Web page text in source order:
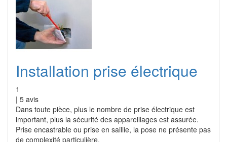
Installation prise électrique
1
| 5 avis
Dans toute pièce, plus le nombre de prise électrique est
important, plus la sécurité des appareillages est assurée.
Prise encastrable ou prise en saillie, la pose ne présente pas
de complexité particulière.